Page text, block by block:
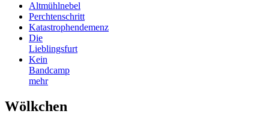
Altmühlnebel
Perchtenschritt
Katastrophendemenz
Die
Lieblingsfurt
Kein
Bandcamp
mehr
Wölkchen